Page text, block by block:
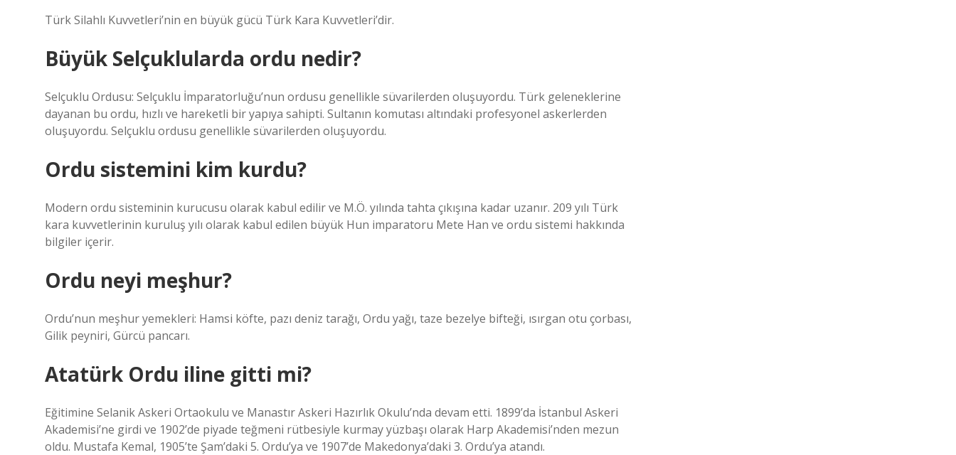
Türk Silahlı Kuvvetleri’nin en büyük gücü Türk Kara Kuvvetleri’dir.
Büyük Selçuklularda ordu nedir?
Selçuklu Ordusu: Selçuklu İmparatorluğu’nun ordusu genellikle süvarilerden oluşuyordu. Türk geleneklerine
dayanan bu ordu, hızlı ve hareketli bir yapıya sahipti. Sultanın komutası altındaki profesyonel askerlerden
oluşuyordu. Selçuklu ordusu genellikle süvarilerden oluşuyordu.
Ordu sistemini kim kurdu?
Modern ordu sisteminin kurucusu olarak kabul edilir ve M.Ö. yılında tahta çıkışına kadar uzanır. 209 yılı Türk
kara kuvvetlerinin kuruluş yılı olarak kabul edilen büyük Hun imparatoru Mete Han ve ordu sistemi hakkında
bilgiler içerir.
Ordu neyi meşhur?
Ordu’nun meşhur yemekleri: Hamsi köfte, pazı deniz tarağı, Ordu yağı, taze bezelye bifteği, ısırgan otu çorbası,
Gilik peyniri, Gürcü pancarı.
Atatürk Ordu iline gitti mi?
Eğitimine Selanik Askeri Ortaokulu ve Manastır Askeri Hazırlık Okulu’nda devam etti. 1899’da İstanbul Askeri
Akademisi’ne girdi ve 1902’de piyade teğmeni rütbesiyle kurmay yüzbaşı olarak Harp Akademisi’nden mezun
oldu. Mustafa Kemal, 1905’te Şam’daki 5. Ordu’ya ve 1907’de Makedonya’daki 3. Ordu’ya atandı.